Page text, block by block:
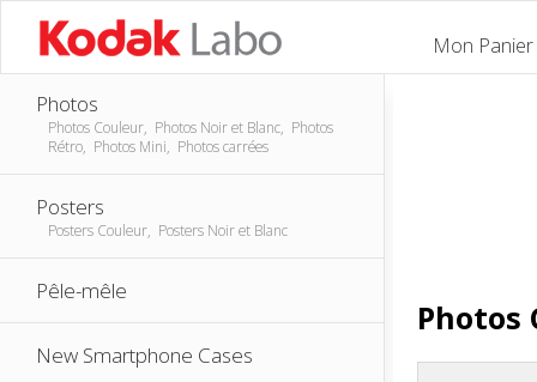
Mon Panier
Photos
Photos Couleur, Photos Noir et Blanc, Photos
Rétro, Photos Mini, Photos carrées
Posters
Posters Couleur, Posters Noir et Blanc
Pêle-mêle
New Smartphone Cases
Photos